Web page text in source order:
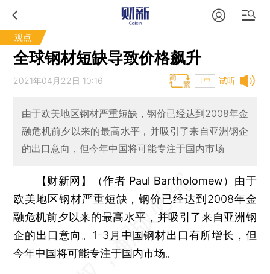
观点
全球钢材短缺导致价格飙升
试听
2021年04月22日 10:16 T中
由于欧美地区钢材严重短缺，钢价已经达到2008年金
融危机前夕以来的最高水平，并吸引了来自亚洲钢企
的出口意向，但今年中国将可能专注于国内市场
【财新网】（作者 Paul Bartholomew） 由于
欧美地区钢材严重短缺，钢价已经达到2008年金
融危机前夕以来的最高水平，并吸引了来自亚洲钢
企的出口意向。1-3月中国钢材出口有所增长，但
今年中国将可能专注于国内市场。